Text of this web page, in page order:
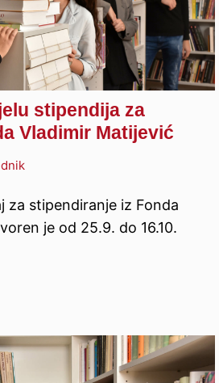
stipendija za
Vladimir Matijević
za stipendiranje iz Fonda
je od 25.9. do 16.10.